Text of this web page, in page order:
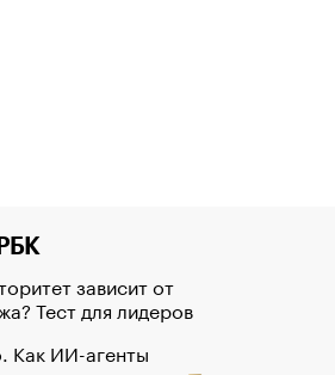
зависит от
Тест для лидеров
Как ИИ-агенты